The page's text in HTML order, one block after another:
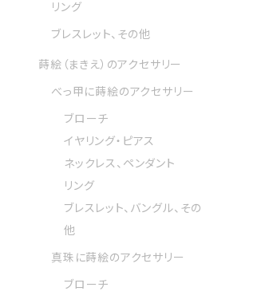
リング
ブレスレット、その他
蒔絵（まきえ）のアクセサリー
べっ甲に蒔絵のアクセサリー
ブローチ
イヤリング・ピアス
ネックレス、ペンダント
リング
ブレスレット、バングル、その
他
真珠に蒔絵のアクセサリー
ブローチ